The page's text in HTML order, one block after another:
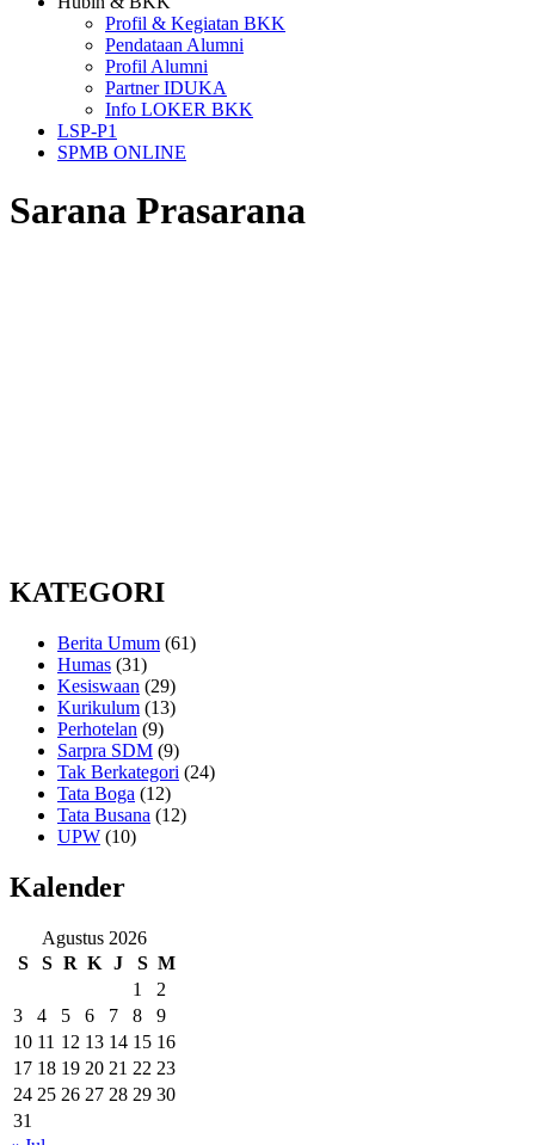
Profil & Kegiatan BKK
Pendataan Alumni
Profil Alumni
Partner IDUKA
Info LOKER BKK
LSP-P1
SPMB ONLINE
Sarana Prasarana
KATEGORI
Berita Umum (61)
Humas (31)
Kesiswaan (29)
Kurikulum (13)
Perhotelan (9)
Sarpra SDM (9)
Tak Berkategori (24)
Tata Boga (12)
Tata Busana (12)
UPW (10)
Kalender
Agustus 2026
S
S R K J S M
1
2
3
4 5 6 7 8
9
10 11 12 13 14 15 16
17 18 19 20 21 22 23
24 25 26 27 28 29 30
31